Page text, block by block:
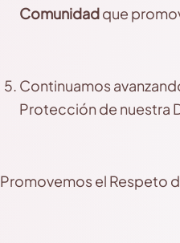
Comunidadque
Continuamos
Protección de nuestra
Promovemos el Respeto